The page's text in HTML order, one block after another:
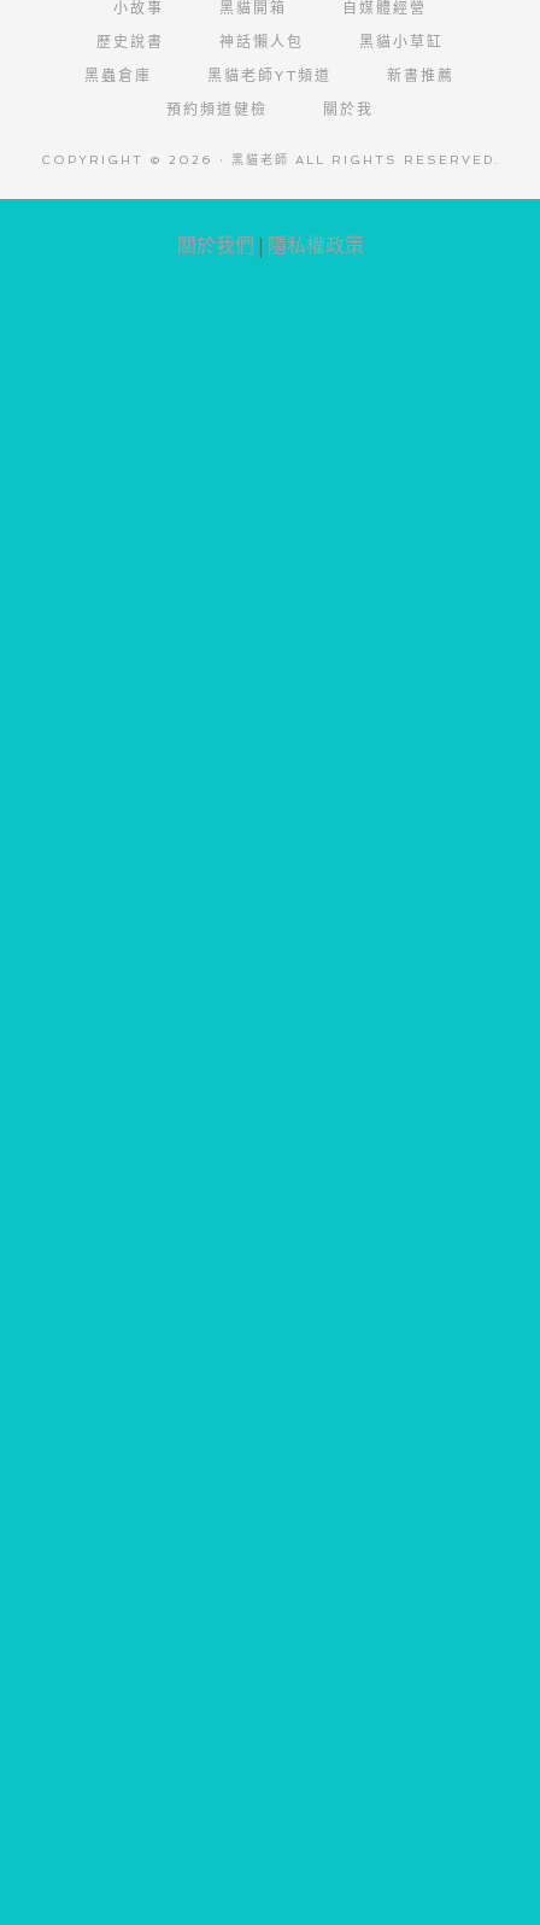
小故事 黑貓開箱
自媒體經營
歷史說書
神話懶人包
黑貓小草缸
黑蟲倉庫
黑貓老師YT頻道
新書推薦
預約頻道健檢
關於我
COPYRIGHT © 2026 · 黑貓老師 ALL RIGHTS RESERVED.
關於我們 | 隱私權政策